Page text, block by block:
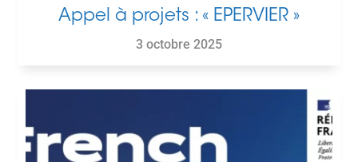
Appel à projets : « EPERVIER »
3 octobre 2025